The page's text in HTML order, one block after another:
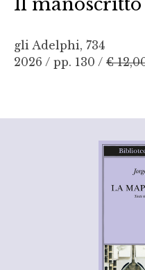
gli Adelphi, 734
2026 / pp. 130 / €